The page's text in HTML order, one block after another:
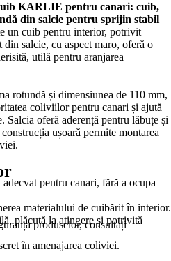
KARLIE pentru canari: cuib,
din salcie pentru sprijin stabil
un cuib pentru interior, potrivit
salcie, cu aspect maro, oferă o
utilă pentru aranjarea
rotundă și dimensiunea de 110 mm,
coliviilor pentru canari și ajută
Salcia oferă aderență pentru lăbuțe și
construcția ușoară permite montarea
adecvat pentru canari, fără a ocupa
materialului de cuibărit în interior.
plăcută la atingere și potrivită
în amenajarea coliviei.
produselor, consultați